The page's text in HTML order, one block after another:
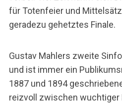
für Totenfeier und
geradezu gehetztes Finale.
Gustav Mahlers zweite
und ist immer ein
1887 und 1894
reizvoll zwischen wuchtiger